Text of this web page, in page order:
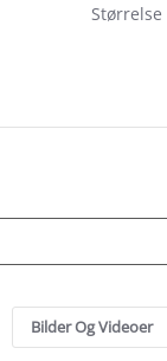
Størrelse
Bilder Og Videoer